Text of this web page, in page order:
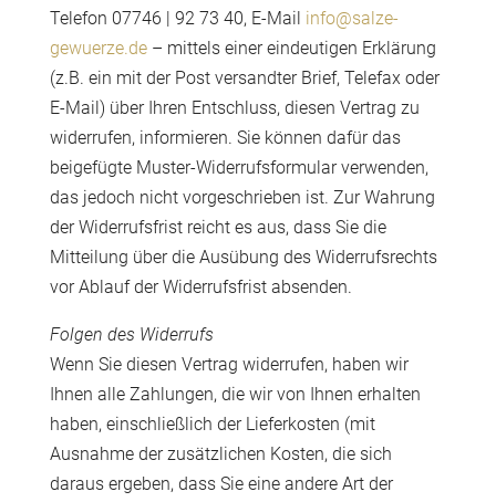
Telefon 07746 | 92 73 40, E-Mail info@salze-
gewuerze.de– mittels einer eindeutigen Erklärung
(z.B. ein mit der Post versandter Brief, Telefax oder
E-Mail) über Ihren Entschluss, diesen Vertrag zu
widerrufen, informieren. Sie können dafür das
beigefügte Muster-Widerrufsformular verwenden,
das jedoch nicht vorgeschrieben ist. Zur Wahrung
der Widerrufsfrist reicht es aus, dass Sie die
Mitteilung über die Ausübung des Widerrufsrechts
vor Ablauf der Widerrufsfrist absenden.
Folgen des Widerrufs
Wenn Sie diesen Vertrag widerrufen, haben wir
Ihnen alle Zahlungen, die wir von Ihnen erhalten
haben, einschließlich der Lieferkosten (mit
Ausnahme der zusätzlichen Kosten, die sich
daraus ergeben, dass Sie eine andere Art der